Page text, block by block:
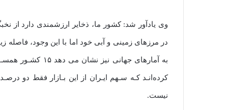
در مرزهای زمینی و آبی خود اما با این وجود، فاصله
کرده‌انـد کـه سـهم ایـران از این بـازار فقط دو
نیست.